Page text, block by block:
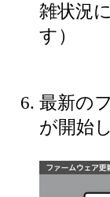
雑状況
す）
最新の
が開始